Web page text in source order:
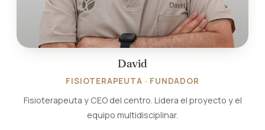
David
FISIOTERAPEUTA · FUNDADOR
Fisioterapeuta y CEO del centro. Lidera el proyecto y el
equipo multidisciplinar.